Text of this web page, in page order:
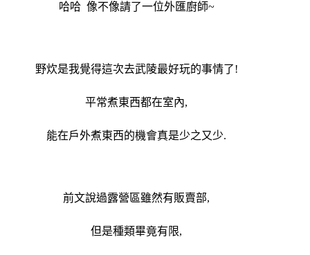
哈哈 像不像請了一位外匯廚師~
野炊是我覺得這次去武陵最好玩的事情了!
平常煮東西都在室內,
能在戶外煮東西的機會真是少之又少.
前文說過露營區雖然有販賣部,
但是種類畢竟有限,